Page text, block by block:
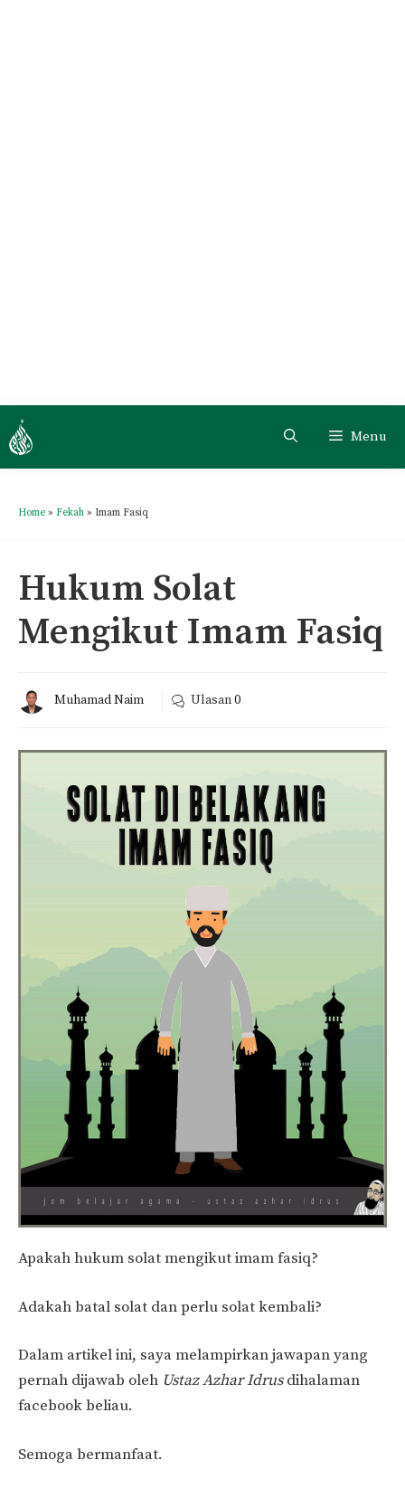
Menu
Home » Fekah » Imam Fasiq
Hukum Solat
Mengikut Imam Fasiq
Muhamad Naim Ulasan0
Apakah hukum solat mengikut imam fasiq?
Adakah batal solat dan perlu solat kembali?
Dalam artikel ini, saya melampirkan jawapan yang
pernah dijawab oleh Ustaz Azhar Idrusdihalaman
facebook beliau.
Semoga bermanfaat.